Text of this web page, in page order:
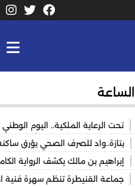
الساعة
تحت الرعاية الملكية.. اليوم الوطني
دور الجالية في خدمة أوراش 2030
بتازة..واد للصرف الصحي يؤرق
إبراهيم بن مالك يكشف الرواية
مواقع التواصل
جماعة القنيطرة تنظم سهرة فنية